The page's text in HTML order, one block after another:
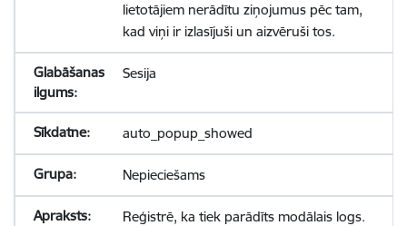
lietotājiem nerādītu ziņojumus pēc tam,
kad viņi ir izlasījuši un aizvēruši tos.
Sesija
auto_popup_showed
Nepieciešams
Reģistrē, ka tiek parādīts modālais logs.